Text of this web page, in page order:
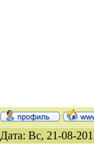
Дата: Вс, 21-08-